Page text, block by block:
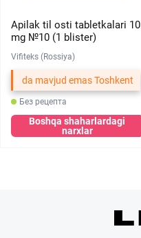
Apilak til osti tabletkalari 10
mg №10 (1 blister)
Vifiteks (Rossiya)
da mavjud emas Toshkent
Без рецепта
Boshqa shaharlardagi
narxlar